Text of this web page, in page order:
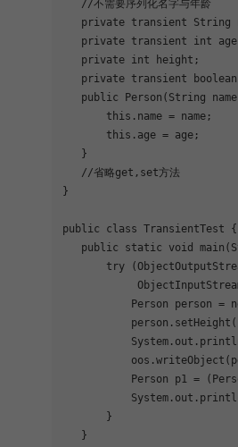
//不需要序列化名字与年龄
private transient String
private transient int
private int height;
private transient boolean
public
Person (String
this .name = name;
this .age = age;
}
//省略get,set方法
}
public class TransientTest
{
public
static void main
try
ObjectInputStream
Person person =
person.setHeight(
Person p1 =
}
}